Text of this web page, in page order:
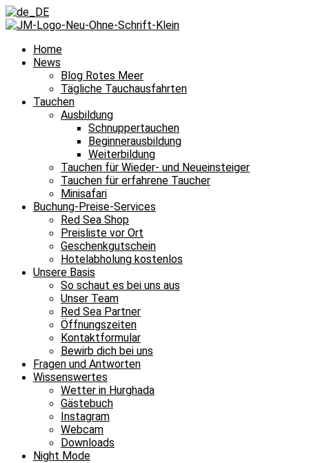
Home
News
Blog Rotes Meer
Tägliche Tauchausfahrten
Tauchen
Ausbildung
Schnuppertauchen
Beginnerausbildung
Weiterbildung
Tauchen für Wieder- und Neueinsteiger
Tauchen für erfahrene Taucher
Minisafari
Buchung-Preise-Services
Red Sea Shop
Preisliste vor Ort
Geschenkgutschein
Hotelabholung kostenlos
Unsere Basis
So schaut es bei uns aus
Unser Team
Red Sea Partner
Öffnungszeiten
Kontaktformular
Bewirb dich bei uns
Fragen und Antworten
Wissenswertes
Wetter in Hurghada
Gästebuch
Instagram
Webcam
Downloads
Night Mode